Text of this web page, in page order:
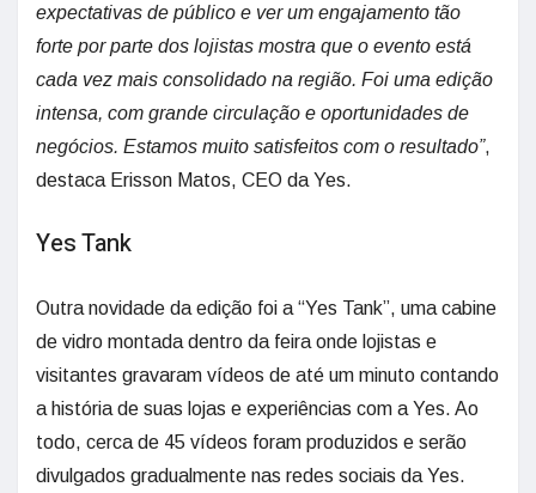
expectativas de público e ver um engajamento tão
forte por parte dos lojistas mostra que o evento está
cada vez mais consolidado na região. Foi uma edição
intensa, com grande circulação e oportunidades de
negócios. Estamos muito satisfeitos com o resultado”,
destaca Erisson Matos, CEO da Yes.
Yes Tank
Outra novidade da edição foi a “Yes Tank”, uma cabine
de vidro montada dentro da feira onde lojistas e
visitantes gravaram vídeos de até um minuto contando
a história de suas lojas e experiências com a Yes. Ao
todo, cerca de 45 vídeos foram produzidos e serão
divulgados gradualmente nas redes sociais da Yes.